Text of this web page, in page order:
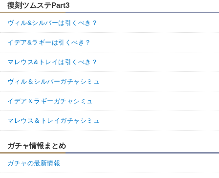
ショップのアールカード全部あるけどwwww
返信 (0)
19. 名無しさん
皆様自分と同じくなくなってるでしょ〜って思ってここ覗いたら
が…？？？？？？？
なぜ………授業錬金術回して出直してきます…
18. 名無しさん
本当に初期以外、100万下回ったことないかも。監督生、あなた普
復刻ツムステPart3
ヴィル&シルバーは引くべき？
イデア&ラギーは引くべき？
マレウス&トレイは引くべき？
ヴィル＆シルバーガチャシミュ
イデア＆ラギーガチャシミュ
マレウス＆トレイガチャシミュ
ガチャ情報まとめ
ガチャの最新情報